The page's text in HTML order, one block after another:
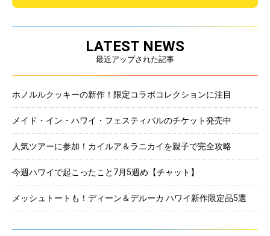
LATEST NEWS
最近アップされた記事
ホノルルクッキーの新作！限定コラボコレクションに注目
メイド・イン・ハワイ・フェスティバルのチケット発売中
人気ツアーに参加！カイルア＆ラニカイを親子で完全攻略
今週ハワイで起こったこと7月5週め【チャット】
メッシュトートも！ディーン＆デルーカ ハワイ新作限定品5選